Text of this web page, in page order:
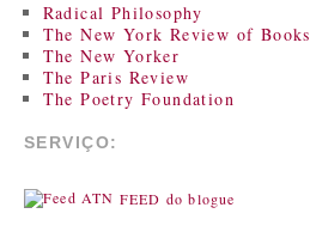
Radical Philosophy
The New York Review of Books
The New Yorker
The Paris Review
The Poetry Foundation
SERVIÇO:
FEED do blogue